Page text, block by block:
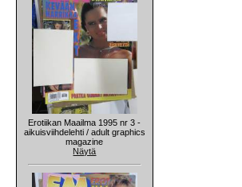
Erotiikan Maailma 1995 nr 3 -
aikuisviihdelehti / adult graphics
magazine
Näytä